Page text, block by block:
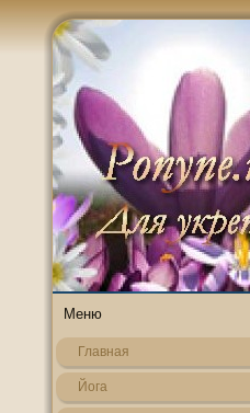
Меню
Главная
Йога